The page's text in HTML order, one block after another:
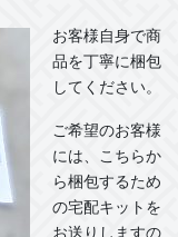
お客様自身で商
品を丁寧に梱包
してください。
ご希望のお客様
には、こちらか
ら梱包するため
の宅配キットを
お送りしますの